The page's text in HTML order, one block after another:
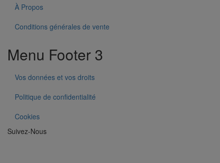
À Propos
Conditions générales de vente
Menu Footer 3
Vos données et vos droits
Politique de confidentialité
Cookies
Suivez-Nous